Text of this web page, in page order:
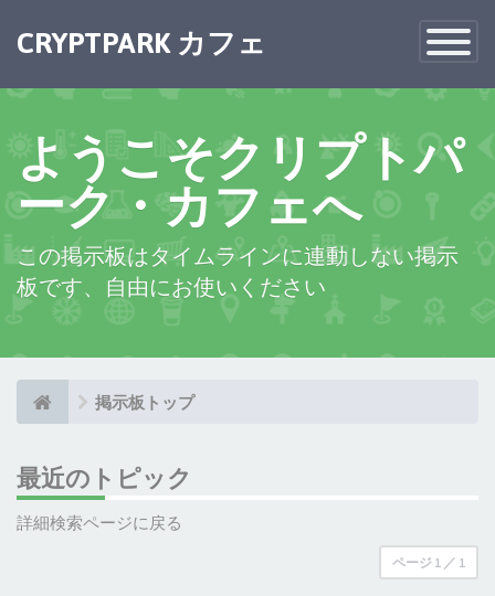
Toggle
CRYPTPARK カフェ ×
ようこそクリプトパ
ーク・カフェへ
この掲示板はタイムラインに連動しない掲示
板です、自由にお使いください
掲示板トップ
最近のトピック
詳細検索ページに戻る
ページ 1 ／ 1